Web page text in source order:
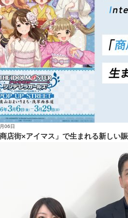
06日
店街×アイマス」で生まれる新しい